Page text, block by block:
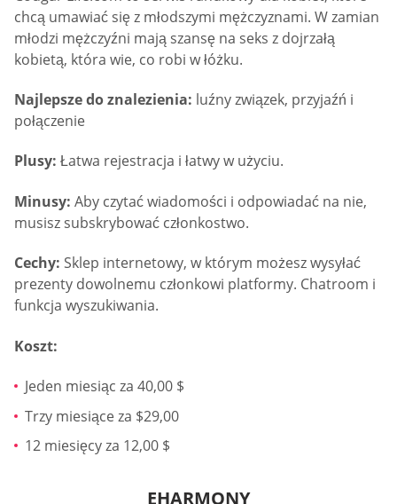
chcą umawiać się z młodszymi mężczyznami. W zamian
młodzi mężczyźni mają szansę na seks z dojrzałą
kobietą, która wie, co robi w łóżku.
Najlepsze do znalezienia: luźny związek, przyjaźń i
połączenie
Plusy: Łatwa rejestracja i łatwy w użyciu.
Minusy: Aby czytać wiadomości i odpowiadać na nie,
musisz subskrybować członkostwo.
Cechy: Sklep internetowy, w którym możesz wysyłać
prezenty dowolnemu członkowi platformy. Chatroom i
funkcja wyszukiwania.
Koszt:
Jeden miesiąc za 40,00 $
Trzy miesiące za $29,00
12 miesięcy za 12,00 $
EHARMONY